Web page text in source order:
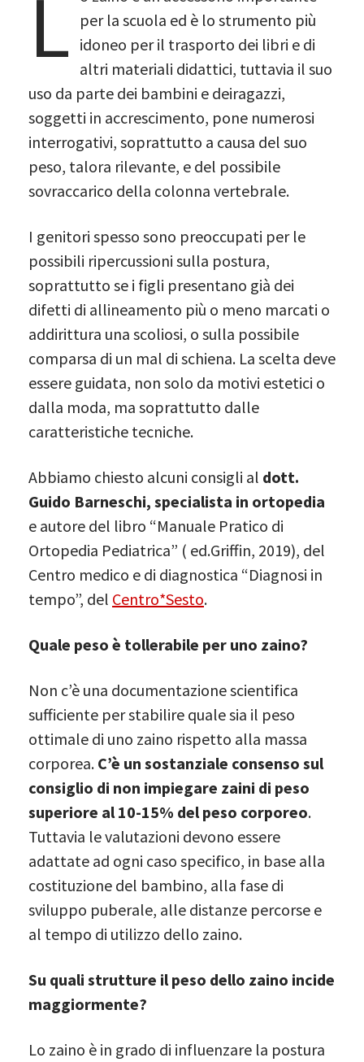
L
per la scuola ed è lo strumento più
idoneo per il trasporto dei libri e di
altri materiali didattici, tuttavia il suo
uso da parte dei bambini e deiragazzi,
soggetti in accrescimento, pone numerosi
interrogativi, soprattutto a causa del suo
peso, talora rilevante, e del possibile
sovraccarico della colonna vertebrale.
I genitori spesso sono preoccupati per le
possibili ripercussioni sulla postura,
soprattutto se i figli presentano già dei
difetti di allineamento più o meno marcati o
addirittura una scoliosi, o sulla possibile
comparsa di un mal di schiena. La scelta deve
essere guidata, non solo da motivi estetici o
dalla moda, ma soprattutto dalle
caratteristiche tecniche.
Abbiamo chiesto alcuni consigli al dott.
Guido Barneschi, specialista in ortopedia
e autore del libro “Manuale Pratico di
Ortopedia Pediatrica” ( ed.Griffin, 2019), del
Centro medico e di diagnostica “Diagnosi in
tempo”, del Centro*Sesto.
Quale peso è tollerabile per uno zaino?
Non c’è una documentazione scientifica
sufficiente per stabilire quale sia il peso
ottimale di uno zaino rispetto alla massa
corporea. C’è un sostanziale consenso sul
consiglio di non impiegare zaini di peso
superiore al 10-15% del peso corporeo.
Tuttavia le valutazioni devono essere
adattate ad ogni caso specifico, in base alla
costituzione del bambino, alla fase di
sviluppo puberale, alle distanze percorse e
al tempo di utilizzo dello zaino.
Su quali strutture il peso dello zaino incide
maggiormente?
Lo zaino è in grado di influenzare la postura